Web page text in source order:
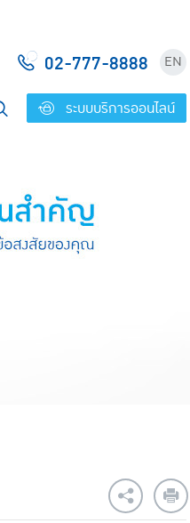
02-777-8888 EN
ระบบบริการออนไลน์